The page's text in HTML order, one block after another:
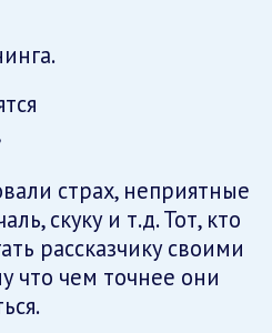
страх, неприятные
скуку и т.д. Тот, кто
рассказчику своими
что чем точнее они